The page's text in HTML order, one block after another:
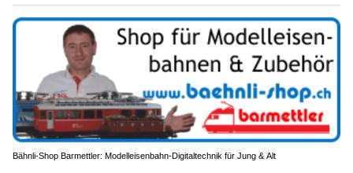
Bähnli-Shop Barmettler: Modelleisenbahn-Digitaltechnik für Jung & Alt